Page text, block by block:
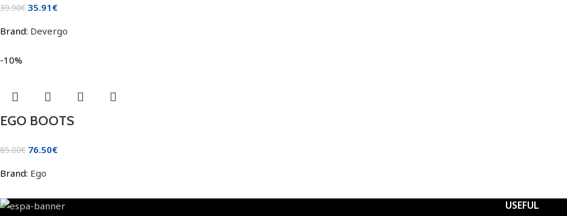
39.90€ 35.91 €
Brand: Devergo
-10%
EGO BOOTS
85.00€ 76.50€
Brand: Ego
USEFUL